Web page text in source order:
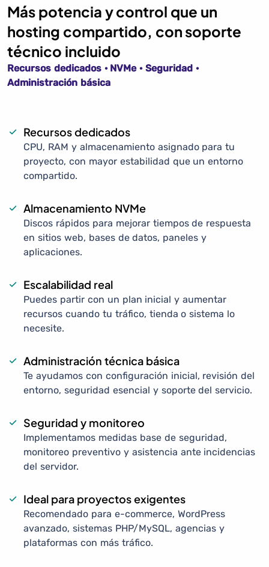
Más potencia y control que un
hosting compartido, con soporte
técnico incluido
Recursos dedicados · NVMe · Seguridad ·
Administración básica
Recursos dedicados
CPU, RAM y almacenamiento asignado para tu
proyecto, con mayor estabilidad que un entorno
compartido.
Almacenamiento NVMe
Discos rápidos para mejorar tiempos de respuesta
en sitios web, bases de datos, paneles y
aplicaciones.
Escalabilidad real
Puedes partir con un plan inicial y aumentar
recursos cuando tu tráfico, tienda o sistema lo
necesite.
Administración técnica básica
Te ayudamos con configuración inicial, revisión del
entorno, seguridad esencial y soporte del servicio.
Seguridad y monitoreo
Implementamos medidas base de seguridad,
monitoreo preventivo y asistencia ante incidencias
del servidor.
Ideal para proyectos exigentes
Recomendado para e-commerce, WordPress
avanzado, sistemas PHP/MySQL, agencias y
plataformas con más tráfico.